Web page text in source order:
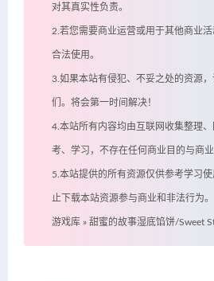
对其真实性负责。
2.若您需要商业运营或用于其他商业
合法使用。
3.如果本站有侵犯、不妥之处的资源
们。将会第一时间解决！
4.本站所有内容均由互联网收集整理
考、学习，不存在任何商业目的与商业
5.本站提供的所有资源仅供参考学习
止下载本站资源参与商业和非法行为。
游戏库 » 甜蜜的故事湿底馅饼/Sweet